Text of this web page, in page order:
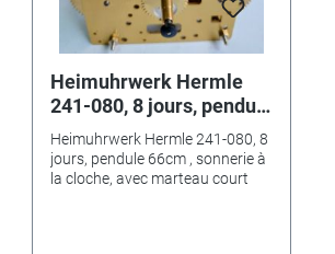
Heimuhrwerk Hermle
241-080, 8 jours, pendule
66cm , sonnerie à la
cloche, avec marteau
court
Heimuhrwerk Hermle 241-080, 8
jours, pendule 66cm , sonnerie à
la cloche, avec marteau court